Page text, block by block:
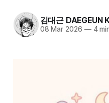
김대근 DAEGEUN
08 Mar 2026 —4